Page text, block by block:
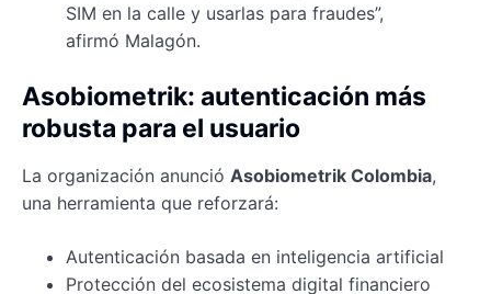
SIM en la calle y usarlas para fraudes”,
afirmó Malagón.
Asobiometrik: autenticación más
robusta para el usuario
La organización anunció Asobiometrik Colombia,
una herramienta que reforzará:
Autenticación basada en inteligencia artificial
Protección del ecosistema digital financiero